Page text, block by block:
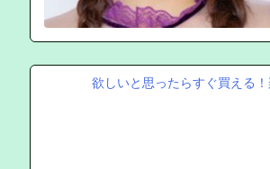
欲しいと思ったらすぐ買える